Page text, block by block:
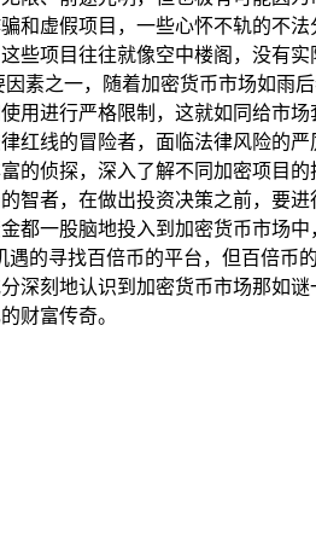
虚假项目，一些心怀不轨的不
项目往往就像空中楼阁，没有
素之一，随着加密货币市场如雨
进行严格限制，这就如同给市
线的冒险者，面临法律风险的
侦探，深入了解不同加密项目
者，在做出投资决策之前，要
一股脑地投入到加密货币市场
的寻找百倍币的平台，但百倍币
刻地认识到加密货币市场那如
财富传奇。